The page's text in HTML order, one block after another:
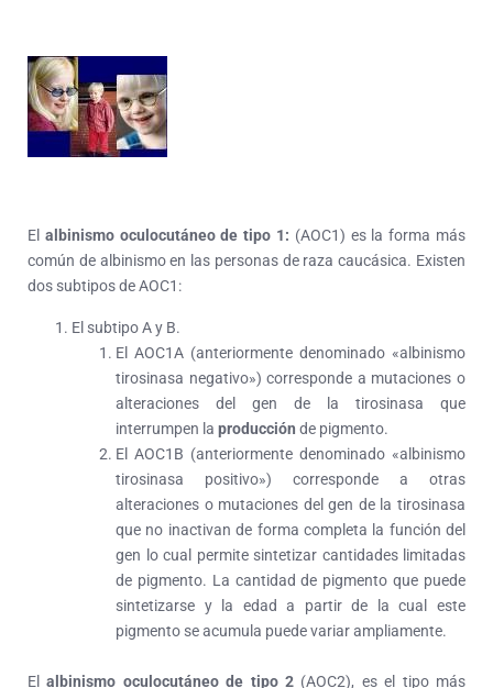
El albinismo oculocutáneo de tipo 1: (AOC1) es la forma más
común de albinismo en las personas de raza caucásica. Existen
dos subtipos de AOC1:
El subtipo A y B.
El AOC1A (anteriormente denominado «albinismo
tirosinasa negativo») corresponde a mutaciones o
alteraciones del gen de la tirosinasa que
interrumpen la producción de pigmento.
El AOC1B (anteriormente denominado «albinismo
tirosinasa positivo») corresponde a otras
alteraciones o mutaciones del gen de la tirosinasa
que no inactivan de forma completa la función del
gen lo cual permite sintetizar cantidades limitadas
de pigmento. La cantidad de pigmento que puede
sintetizarse y la edad a partir de la cual este
pigmento se acumula puede variar ampliamente.
Elalbinismo oculocutáneo de tipo 2 (AOC2), es el tipo más